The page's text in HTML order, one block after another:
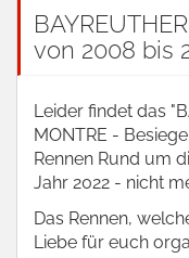
von 2008 bis
Leider findet das
MONTRE -
Rennen Rund um
Jahr 2022 - nicht
Das Rennen,
Liebe für euch